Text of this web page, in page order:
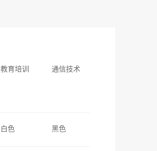
教育培训 通信技术
白色 黑色